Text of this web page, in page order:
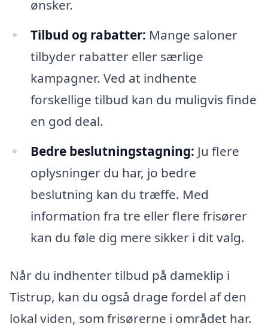
ønsker.
Tilbud og rabatter: Mange saloner
tilbyder rabatter eller særlige
kampagner. Ved at indhente
forskellige tilbud kan du muligvis finde
en god deal.
Bedre beslutningstagning: Ju flere
oplysninger du har, jo bedre
beslutning kan du træffe. Med
information fra tre eller flere frisører
kan du føle dig mere sikker i dit valg.
Når du indhenter tilbud på dameklip i
Tistrup, kan du også drage fordel af den
lokal viden, som frisørerne i området har.